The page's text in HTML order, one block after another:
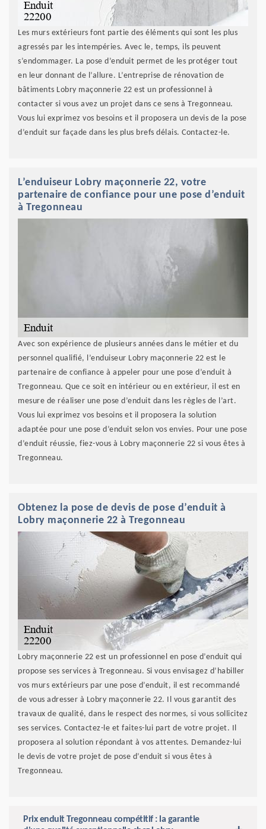
Les murs extérieurs font partie des éléments qui sont les plus
agressés par les intempéries. Avec le, temps, ils peuvent
s’endommager. La pose d’enduit permet de les protéger tout
en leur donnant de l’allure. L’entreprise de rénovation de
bâtiments Lobry maçonnerie 22 est un professionnel à
contacter si vous avez un projet dans ce sens à Tregonneau.
Vous lui exprimez vos besoins et il proposera un devis de la pose
d’enduit sur façade dans les plus brefs délais. Contactez-le.
L’enduiseur Lobry maçonnerie 22, votre
partenaire de confiance pour une pose d’enduit
à Tregonneau
Avec son expérience de plusieurs années dans le métier et du
personnel qualifié, l’enduiseur Lobry maçonnerie 22 est le
partenaire de confiance à appeler pour une pose d’enduit à
Tregonneau. Que ce soit en intérieur ou en extérieur, il est en
mesure de réaliser une pose d’enduit dans les règles de l’art.
Vous lui exprimez vos besoins et il proposera la solution
adaptée pour une pose d’enduit selon vos envies. Pour une pose
d’enduit réussie, fiez-vous à Lobry maçonnerie 22 si vous êtes à
Tregonneau.
Obtenez la pose de devis de pose d’enduit à
Lobry maçonnerie 22 à Tregonneau
Lobry maçonnerie 22 est un professionnel en pose d’enduit qui
propose ses services à Tregonneau. Si vous envisagez d’habiller
vos murs extérieurs par une pose d’enduit, il est recommandé
de vous adresser à Lobry maçonnerie 22. Il vous garantit des
travaux de qualité, dans le respect des normes, si vous sollicitez
ses services. Contactez-le et faites-lui part de votre projet. Il
proposera al solution répondant à vos attentes. Demandez-lui
le devis de votre projet de pose d’enduit si vous êtes à
Tregonneau.
Prix enduit Tregonneau compétitif : la garantie